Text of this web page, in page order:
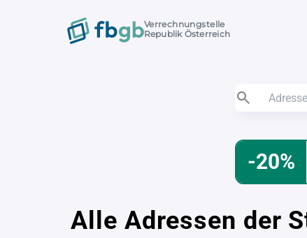
Verrechnungstelle
Republik Österreich
-20%
Alle Adressen der